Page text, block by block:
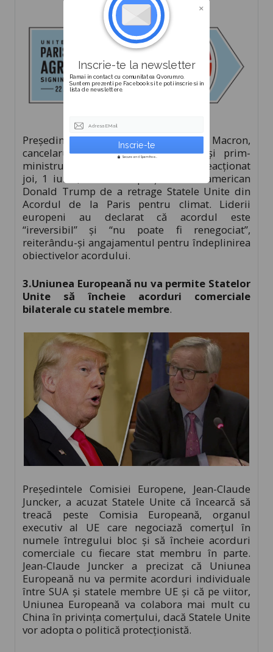
Președintele francez Emmanuel Macron,
cancelarul german Angela Merkel și prim-
ministrul italian Paolo Gentiloni au reacționat
joi, 1 iunie, la decizia președintelui american
Donald Trump de a retrage Statele Unite din
Acordul de la Paris pentru climat. Liderii
europeni au declarat că acordul este
“ireversibil” și “nu poate fi renegociat”,
reiterându-și angajamentul pentru îndeplinirea
obiectivelor acordului.
3.Uniunea Europeană nu va permite Statelor
Unite să încheie acorduri comerciale
bilaterale cu statele membre.
Președintele Comisiei Europene, Jean-Claude
Juncker, a acuzat Statele Unite că încearcă să
treacă peste Comisia Europeană, organul
executiv al UE care negociază comerțul în
numele întregului bloc și să încheie acorduri
comerciale cu fiecare stat membru în parte.
Jean-Claude Juncker a precizat că Uniunea
Europeană nu va permite acorduri individuale
între SUA și statele membre UE și că pe viitor,
Uniunea Europeană va colabora mai mult cu
China în privința comerțului, dacă Statele Unite
vor adopta o politică protecționistă.
Inscrie-te la newsletter
Ramai in contact cu comunitatea Qvorum.ro.
Suntem prezenti pe Facebook si te poti inscrie si in
lista de newslettere.
Adresa EMail
Secure and Spam free...